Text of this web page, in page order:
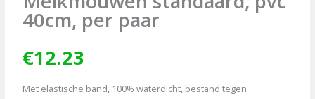
40cm, per paar
€12.23
Met elastische band, 100% waterdicht, bestand tegen